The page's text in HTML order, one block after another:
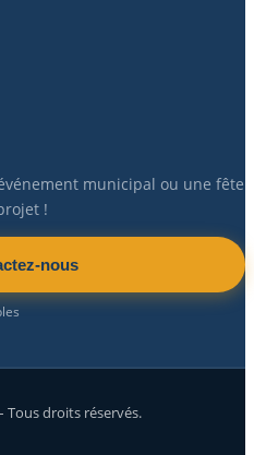
municipal ou une fête
!
nous
Tous droits réservés.